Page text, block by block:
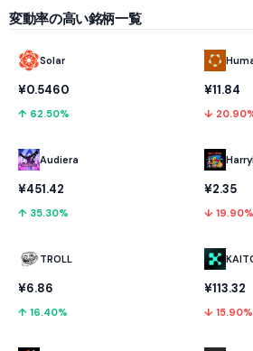
変動率の高い銘柄一覧
Solar
¥0.5460
↑ 62.50%
Audiera
¥451.42
↑ 35.30%
TROLL
¥6.86
↑ 16.40%
¥11.84
↓
¥2.35
↓ 19.90%
¥113.32
↓ 15.90%